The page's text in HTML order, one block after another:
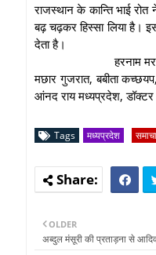
राजस्थान के कान्ति भाई
बढ़ चढ़कर हिस्सा लिया है।
देता है।
हरनाम
मछार गुजरात, बबीता
आंनद राय मध्यप्रदेश, डॉक्टर
Tags मध्यप्रदेश
OLDER
अब्दुल मंसूरी की प्रताड़ना से